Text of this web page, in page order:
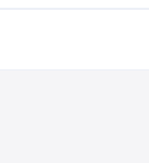
e garante a